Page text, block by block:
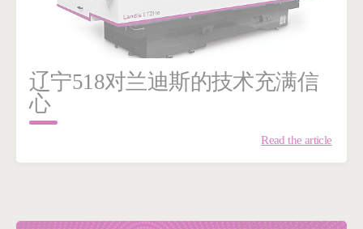
辽宁518对兰迪斯的技术充满信
心
Read the article